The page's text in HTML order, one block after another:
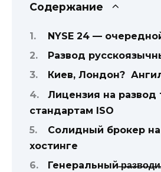
Содержание
NYSE 24 —
Развод
Киев, Лондон?
Лицензия на развод
стандартам ISO
Солидный брокер
хостинге
Генеральный